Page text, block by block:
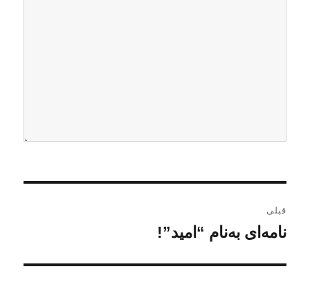
ا
قبلی
ن
ش
نامه‌ای به‌نام “امید”!